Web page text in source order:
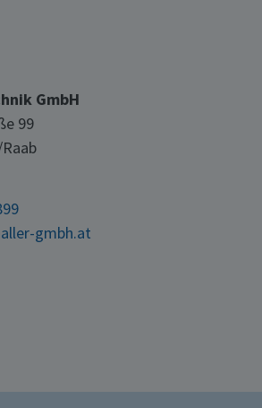
GmbH
99
gmbh.at